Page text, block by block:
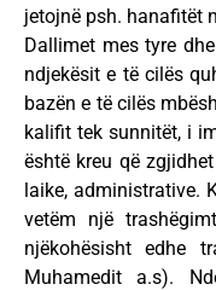
jetojnë psh. hanafitët
Dallimet mes tyre
ndjekësit e të cilës
bazën e të cilës
kalifit tek sunnitët, i
është kreu që
laike, administrative.
vetëm një
njëkohësisht edhe
Muhamedit a.s).